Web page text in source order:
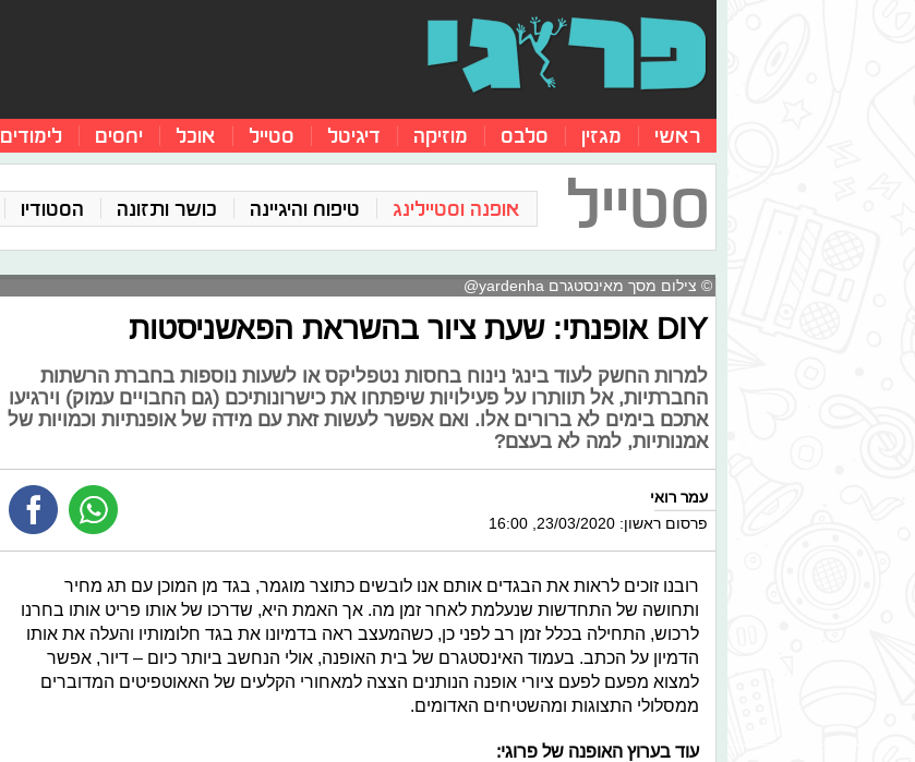
ראשי מגזין סלבס מוזיקה דיגיטל סטייל אוכל יחסים לימודים
סטייל אופנה וסטיילינג טיפוח והיגיינה כושר ותזונה הסטודיו
© צילום מסך מאינסטגרם yardenha@
DIY אופנתי: שעת ציור בהשראת הפאשניסטות
למרות החשק לעוד בינג' נינוח בחסות נטפליקס או לשעות נוספות בחברת הרשתות
החברתיות, אל תוותרו על פעילויות שיפתחו את כישרונותיכם (גם החבויים עמוק) וירגיעו
אתכם בימים לא ברורים אלו. ואם אפשר לעשות זאת עם מידה של אופנתיות וכמויות של
אמנותיות, למה לא בעצם?
עמר רואי
פרסום ראשון: 23/03/2020, 16:00
רובנו זוכים לראות את הבגדים אותם אנו לובשים כתוצר מוגמר, בגד מן המוכן עם תג מחיר
ותחושה של התחדשות שנעלמת לאחר זמן מה. אך האמת היא, שדרכו של אותו פריט אותו בחרנו
לרכוש, התחילה בכלל זמן רב לפני כן, כשהמעצב ראה בדמיונו את בגד חלומותיו והעלה את אותו
הדמיון על הכתב. בעמוד האינסטגרם של בית האופנה, אולי הנחשב ביותר כיום – דיור, אפשר
למצוא מפעם לפעם ציורי אופנה הנותנים הצצה למאחורי הקלעים של האאוטפיטים המדוברים
ממסלולי התצוגות ומהשטיחים האדומים.
עוד בערוץ האופנה של פרוגי: